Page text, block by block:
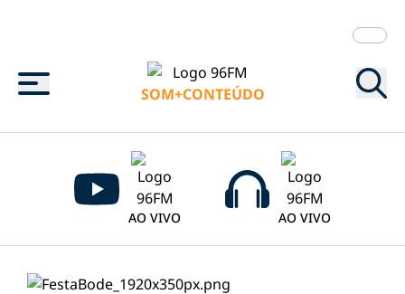
Menu
SOM+CONTEÚDO
AO VIVO AO VIVO